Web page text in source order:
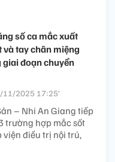
số ca mắc xuất
và tay chân miệng
giai đoạn chuyển
11/2025 17:25’
– Nhi An Giang tiếp
trường hợp mắc sốt
điều trị nội trú,